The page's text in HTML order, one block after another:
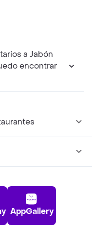
a Jabón
encontrar
AppGallery